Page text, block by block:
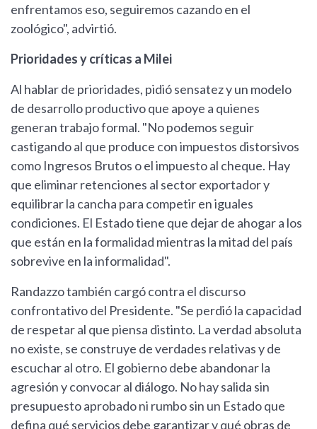
enfrentamos eso, seguiremos cazando en el
zoológico", advirtió.
Prioridades y críticas a Milei
Al hablar de prioridades, pidió sensatez y un modelo
de desarrollo productivo que apoye a quienes
generan trabajo formal. "No podemos seguir
castigando al que produce con impuestos distorsivos
como Ingresos Brutos o el impuesto al cheque. Hay
que eliminar retenciones al sector exportador y
equilibrar la cancha para competir en iguales
condiciones. El Estado tiene que dejar de ahogar a los
que están en la formalidad mientras la mitad del país
sobrevive en la informalidad".
Randazzo también cargó contra el discurso
confrontativo del Presidente. "Se perdió la capacidad
de respetar al que piensa distinto. La verdad absoluta
no existe, se construye de verdades relativas y de
escuchar al otro. El gobierno debe abandonar la
agresión y convocar al diálogo. No hay salida sin
presupuesto aprobado ni rumbo sin un Estado que
defina qué servicios debe garantizar y qué obras de